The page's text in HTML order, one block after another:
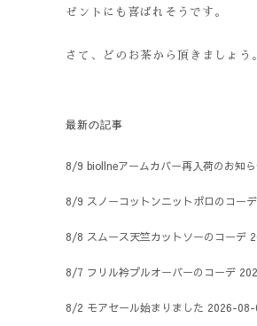
ゼントにも喜ばれそうです。
さて、どのお茶から頂きましょう
最新の記事
8/9 biollneアームカバー再入荷のお知
8/9 スノーコットンニットポロのコーデ
8/8 スムース天竺カットソーのコーデ
8/7 フリル衿プルオーバーのコーデ
8/2 モアセール始まりました 2026-08-